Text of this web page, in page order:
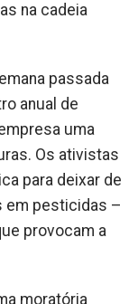
na cadeia
passada
anual de
uma
Os ativistas
para deixar de
em pesticidas –
provocam a
moratória